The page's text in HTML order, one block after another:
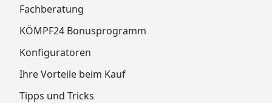
Fachberatung
KÖMPF24 Bonusprogramm
Konfiguratoren
Ihre Vorteile beim Kauf
Tipps und Tricks